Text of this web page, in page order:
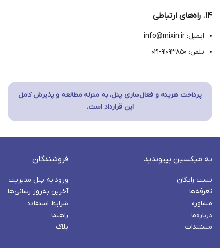
۱۴. راه‌های ارتباطی
ایمیل: info@mixin.ir
تلفن: ۹۱۰۹۳۸۵۰-۰۲۱
پرداخت هزینه و فعال‌سازی پنل، به منزله مطالعه و پذیرش کامل
این قرارداد است.
به میکسین بپیوندید
تست رایگان
تعرفه‌ها
مشاوره
درباره‌ما
مستندات
فروشندگان
ورود به پنل مدیریت
آخرین به‌روز رسانی‌ها
شرایط استفاده
راهنما
بلاگ